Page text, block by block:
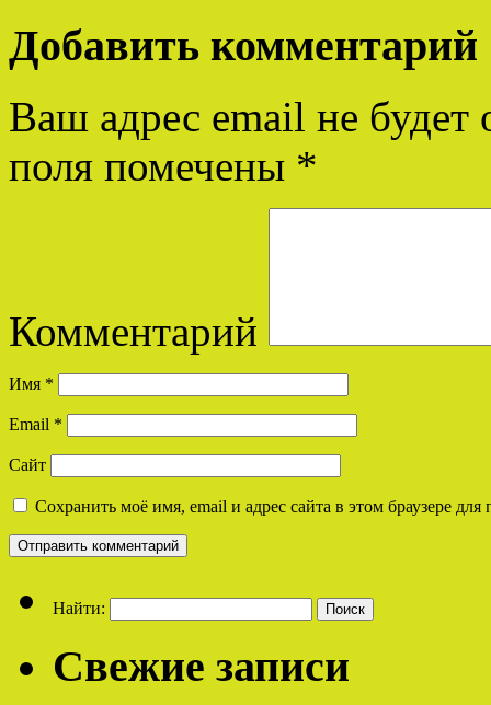
Добавить комментарий
Ваш адрес email не будет
поля помечены *
Комментарий
Имя *
Email *
Сайт
Сохранить моё имя, email и адрес сайта в этом браузере
Найти:
Свежие записи